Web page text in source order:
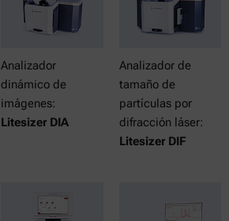
Analizador
dinámico de
imágenes:
Litesizer DIA
Analizador de
tamaño de
partículas por
difracción láser:
Litesizer DIF